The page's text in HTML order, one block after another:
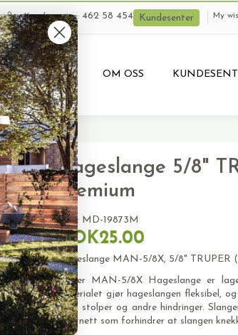
Kundeservice: 462 58 454 Kundesenter My
OM OSS
Hageslange 5/8"
premium
SKU: MD-19873M
NOK25.00
Hageslange MAN-5/8X, 5/8" TRUPER
Truper MAN-5/8X Hageslange er
materialet gjør hageslangen fleksibel,
trær, stolper og andre hindringer.
plastnett som forhindrer at slangen